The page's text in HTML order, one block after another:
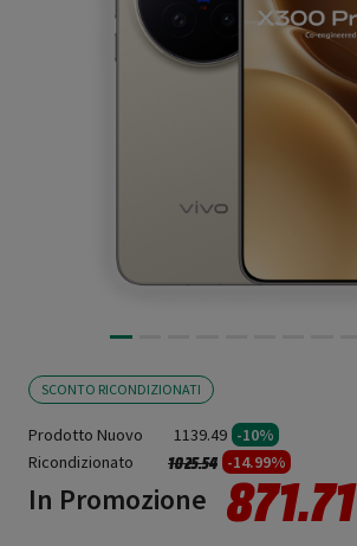
SCONTO RICONDIZIONATI
Prodotto Nuovo 1139.49 -10%
Ricondizionato
Prezzo ridotto da
1025.54a -14.99%
In Promozione 871.71